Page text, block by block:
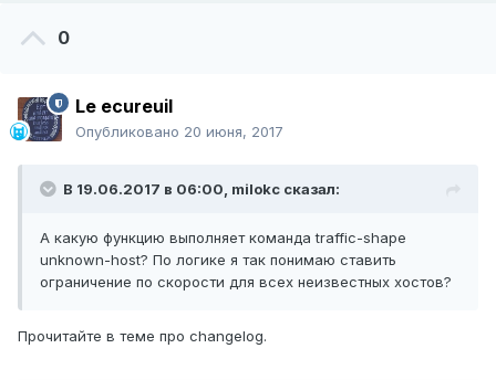
0
Le ecureuil
Опубликовано 20 июня, 2017
В 19.06.2017 в 06:00, milokc сказал:
А какую функцию выполняет команда traffic-shape
unknown-host? По логике я так понимаю ставить
ограничение по скорости для всех неизвестных хостов?
Прочитайте в теме про changelog.